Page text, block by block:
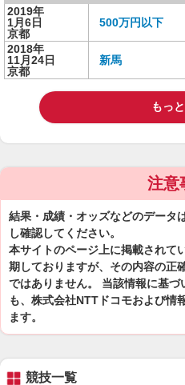
2019年
1月6日
京都
500万円以下
2018年
11月24日
京都
新馬
もっ
注意
結果・成績・オッズなどのデータ
し確認してください。
本サイトのページ上に掲載されて
期しておりますが、その内容の正
ではありません。 当該情報に基
も、株式会社NTTドコモおよび情
ます。
競技一覧